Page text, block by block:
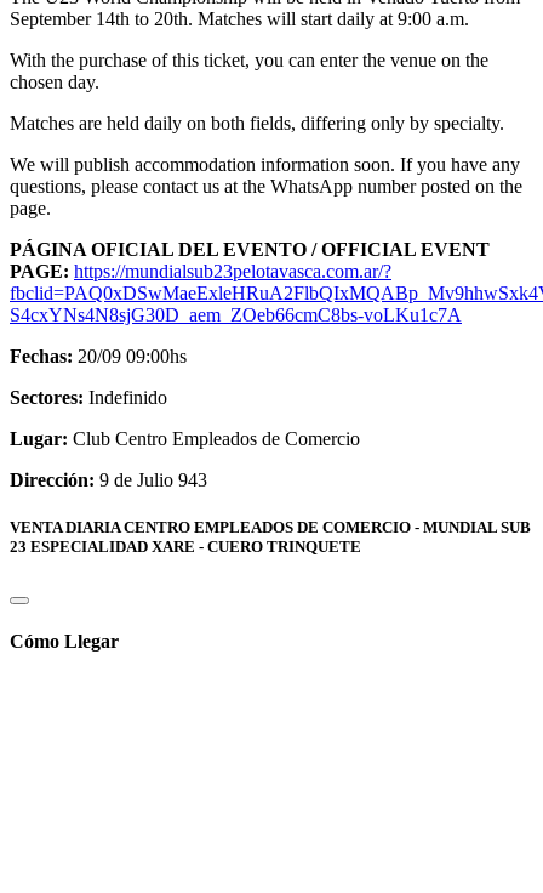
September 14th to 20th. Matches will start daily at 9:00 a.m.
With the purchase of this ticket, you can enter the venue on the
chosen day.
Matches are held daily on both fields, differing only by specialty.
We will publish accommodation information soon. If you have any
questions, please contact us at the WhatsApp number posted on the
page.
PÁGINA OFICIAL DEL EVENTO / OFFICIAL EVENT
PAGE: https://mundialsub23pelotavasca.com.ar/?
S4cxYNs4N8sjG30D_aem_ZOeb66cmC8bs-voLKu1c7A
Fechas: 20/09 09:00hs
Sectores: Indefinido
Lugar: Club Centro Empleados de Comercio
Dirección: 9 de Julio 943
VENTA DIARIA CENTRO EMPLEADOS DE COMERCIO - MUNDIAL SUB
23 ESPECIALIDAD XARE - CUERO TRINQUETE
Cómo Llegar